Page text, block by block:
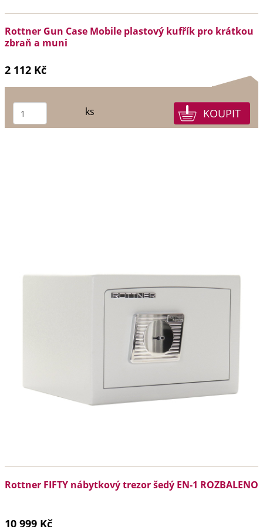
Rottner Gun Case Mobile plastový kufřík pro krátkou
zbraň a muni
2 112 Kč
ks
Rottner FIFTY nábytkový trezor šedý EN-1 ROZBALENO
10 999 Kč